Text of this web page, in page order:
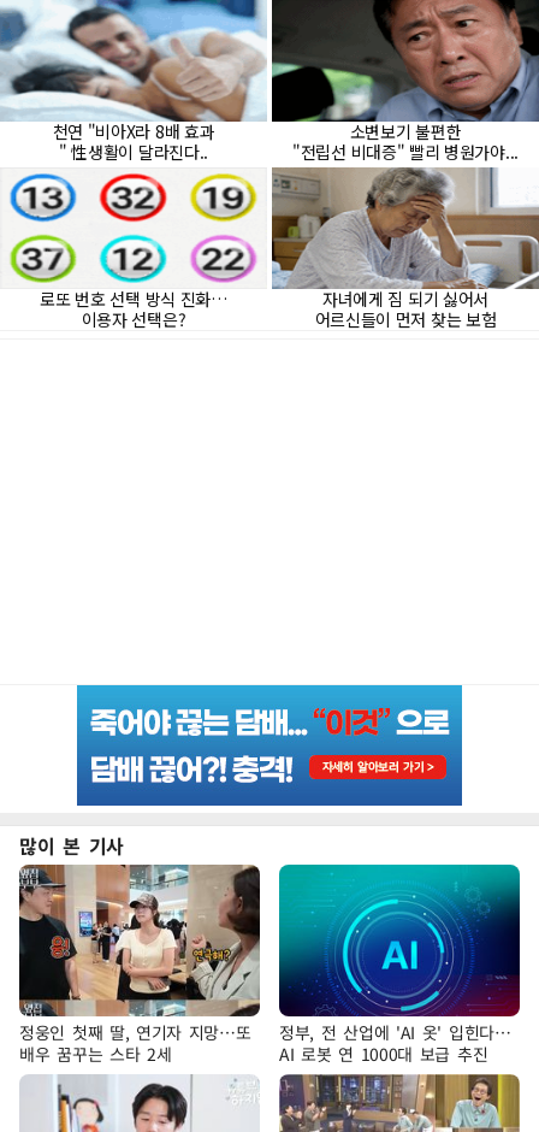
많이 본 기사
정웅인 첫째 딸, 연기자 지망…또
배우 꿈꾸는 스타 2세
정부, 전 산업에 'AI 옷' 입힌다…
AI 로봇 연 1000대 보급 추진